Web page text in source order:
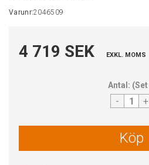
Varunr:2046509
4 719 SEK EXKL. MOMS
Antal: (Set
- +
Köp